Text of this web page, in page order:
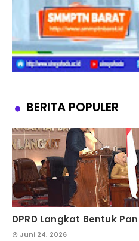
BERITA POPULER
DPRD Langkat Bentuk
Juni 24, 2026